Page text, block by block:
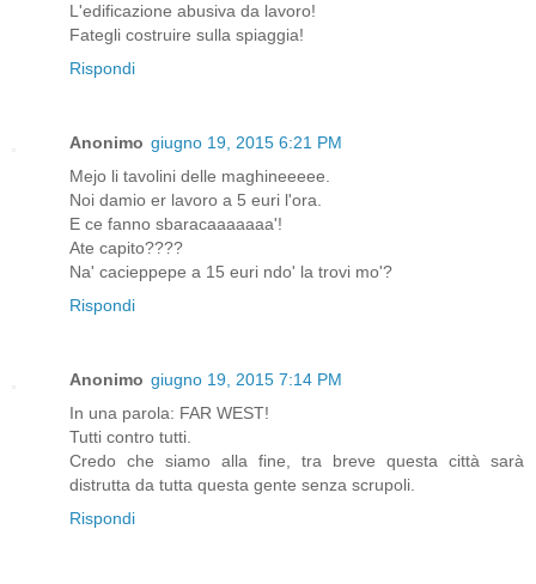
L'edificazione abusiva da lavoro!
Fategli costruire sulla spiaggia!
Rispondi
Anonimo giugno 19, 2015 6:21 PM
Mejo li tavolini delle maghineeeee.
Noi damio er lavoro a 5 euri l'ora.
E ce fanno sbaracaaaaaaa'!
Ate capito????
Na' cacieppepe a 15 euri ndo' la trovi mo'?
Rispondi
Anonimo giugno 19, 2015 7:14 PM
In una parola: FAR WEST!
Tutti contro tutti.
Credo che siamo alla fine, tra breve questa città sarà
distrutta da tutta questa gente senza scrupoli.
Rispondi